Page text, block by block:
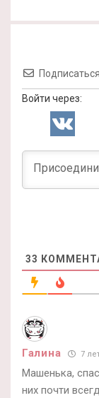
Войти через:
33
Галина 7
Машенька,
них почти